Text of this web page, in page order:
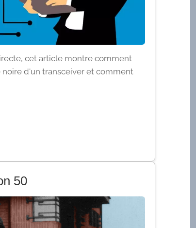
cet article montre comment
d'un transceiver et comment
50